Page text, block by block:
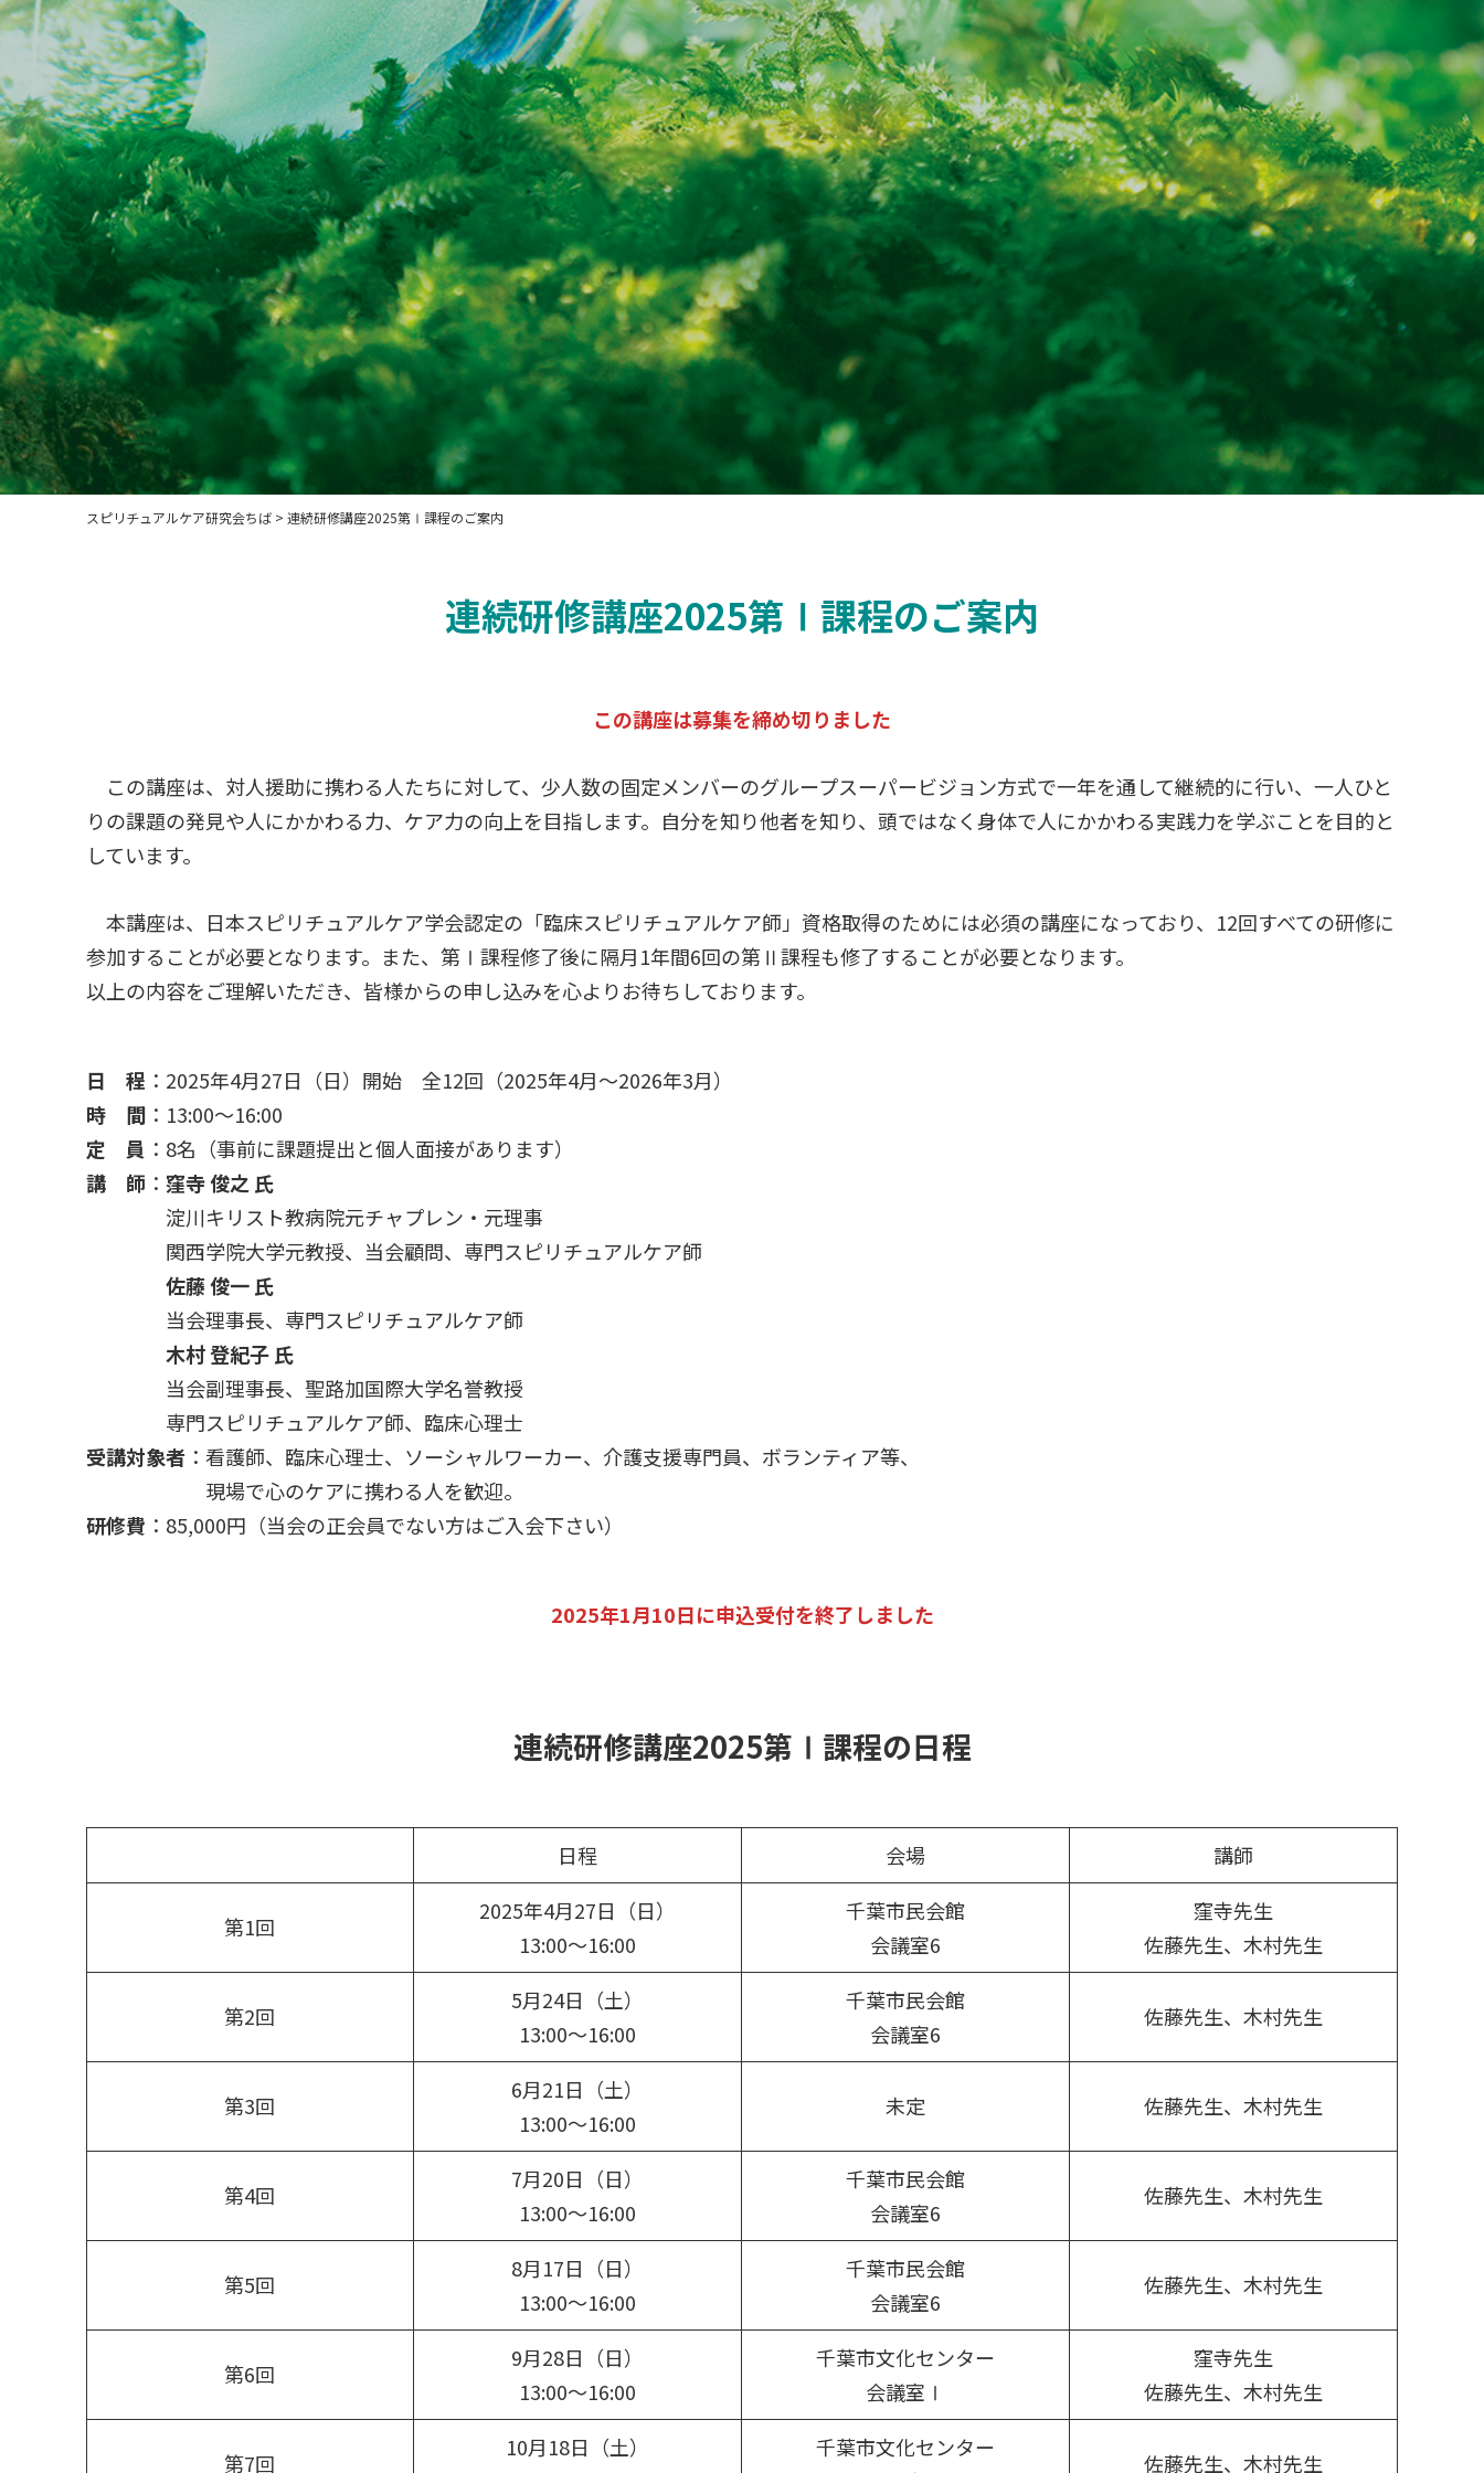
スピリチュアルケア研究会ちば> 連続研修講座2025第Ⅰ課程のご案内
連続研修講座2025第Ⅰ課程のご案内
この講座は募集を締め切りました
この講座は、対人援助に携わる人たちに対して、少人数の固定メンバーのグループスーパービジョン方式で一年を通して継続的に行い、一人ひと
りの課題の発見や人にかかわる力、ケア力の向上を目指します。自分を知り他者を知り、頭ではなく身体で人にかかわる実践力を学ぶことを目的と
しています。
本講座は、日本スピリチュアルケア学会認定の「臨床スピリチュアルケア師」資格取得のためには必須の講座になっており、12回すべての研修に
参加することが必要となります。また、第Ⅰ課程修了後に隔月1年間6回の第Ⅱ課程も修了することが必要となります。
以上の内容をご理解いただき、皆様からの申し込みを心よりお待ちしております。
日 程 ：2025年4月27日（日）開始 全12回（2025年4月～2026年3月）
時 間：13:00～16:00
定 員 ：8名（事前に課題提出と個人面接があります）
講 師 ： 窪寺 俊之 氏
淀川キリスト教病院元チャプレン・元理事
関西学院大学元教授、当会顧問、専門スピリチュアルケア師
佐藤 俊一 氏
当会理事長、専門スピリチュアルケア師
木村 登紀子 氏
当会副理事長、聖路加国際大学名誉教授
専門スピリチュアルケア師、臨床心理士
受講対象者 ：看護師、臨床心理士、ソーシャルワーカー、介護支援専門員、ボランティア等、
現場で心のケアに携わる人を歓迎。
研修費 ：85,000円（当会の正会員でない方はご入会下さい）
2025年1月10日に申込受付を終了しました
連続研修講座2025第Ⅰ課程の日程
日程 会場 講師
第1回
2025年4月27日（日）
13:00～16:00
千葉市民会館
会議室6
窪寺先生
佐藤先生、木村先生
第2回
5月24日（土）
13:00～16:00
千葉市民会館
会議室6
佐藤先生、木村先生
第3回
6月21日（土）
13:00～16:00
未定 佐藤先生、木村先生
第4回
7月20日（日）
13:00～16:00
千葉市民会館
会議室6
佐藤先生、木村先生
第5回
8月17日（日）
13:00～16:00
千葉市民会館
会議室6
佐藤先生、木村先生
第6回
9月28日（日）
13:00～16:00
千葉市文化センター
会議室Ⅰ
窪寺先生
佐藤先生、木村先生
第7回
10月18日（土）
千葉市文化センター
佐藤先生、木村先生